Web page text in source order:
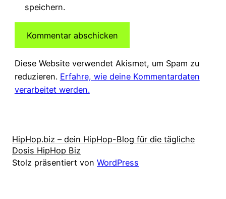
speichern.
Diese Website verwendet Akismet, um Spam zu
reduzieren. Erfahre, wie deine Kommentardaten
verarbeitet werden.
HipHop.biz – dein HipHop-Blog für die tägliche
Dosis HipHop Biz
Stolz präsentiert von WordPress